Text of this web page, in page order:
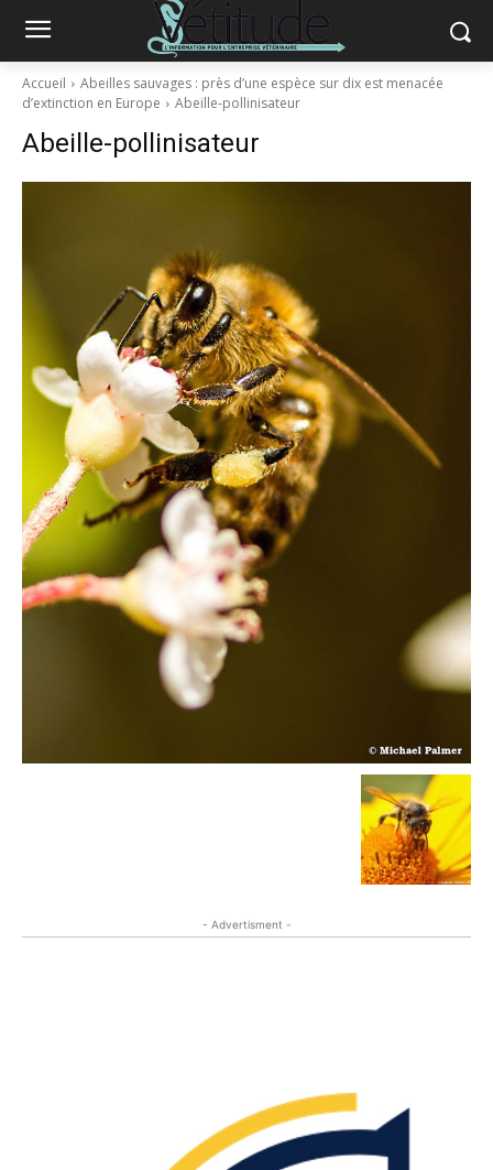
Accueil
Abeilles sauvages : près d’une espèce sur dix est menacée
d’extinction en Europe
Abeille-pollinisateur
Abeille-pollinisateur
- Advertisment -